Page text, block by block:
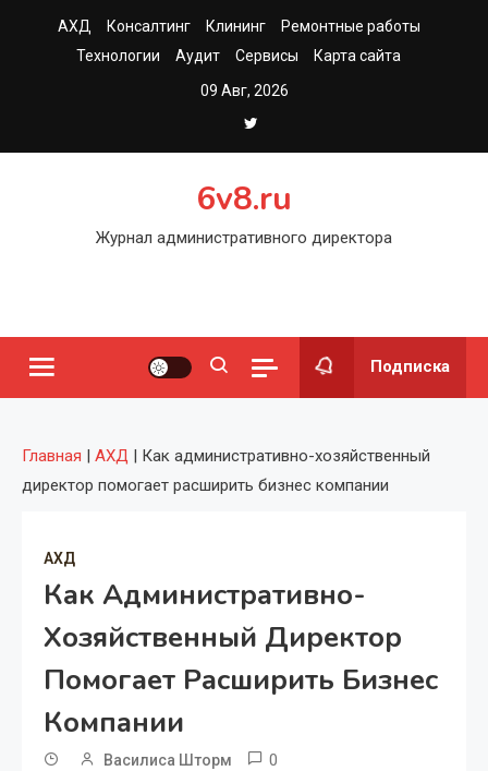
АХД Консалтинг Клининг
Ремонтные работы
Технологии
Аудит Сервисы
Карта сайта
09 Авг, 2026
6v8.ru
Журнал административного директора
Подписка
Главная | АХД | Как административно-хозяйственный
директор помогает расширить бизнес компании
АХД
Как Административно-
Хозяйственный Директор
Помогает Расширить Бизнес
Компании
Василиса Шторм 0